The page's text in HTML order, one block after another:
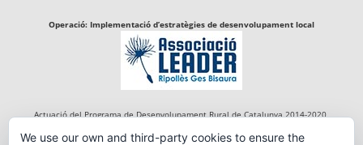
Operació: Implementació d’estratègies de desenvolupament local
Actuació del Programa de Desenvolupament Rural de Catalunya 2014-2020,
We use our own and third-party cookies to ensure the